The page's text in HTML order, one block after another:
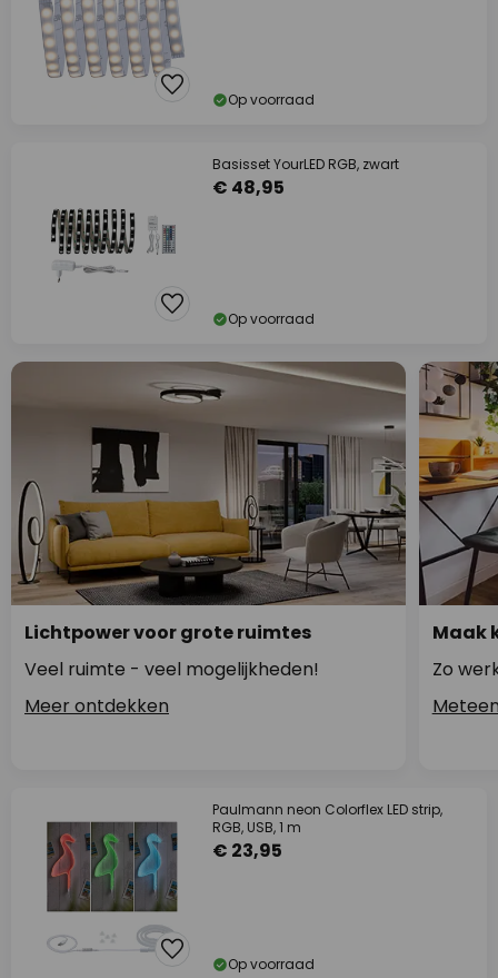
Op voorraad
Basisset YourLED RGB, zwart
€ 48,95
Op voorraad
Lichtpower voor grote ruimtes
Veel ruimte - veel mogelijkheden!
Meer ontdekken
Maak
Zo
Paulmann neon Colorflex LED strip,
RGB, USB, 1 m
€ 23,95
Op voorraad